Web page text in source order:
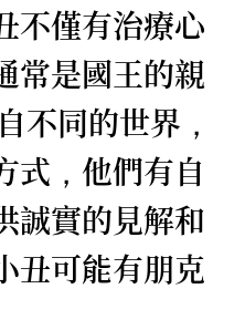
不僅有治療心
常是國王的親
不同的世界 ，
式 ， 他們有自
誠實的見解和
丑可能有朋克